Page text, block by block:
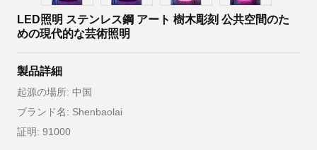
LED照明 ステンレス鋼 アート 樹木彫刻 公共空間のた
めの現代的な芸術照明
製品詳細
起源の場所: 中国
ブランド名: Shenbaolai
証明: 91000